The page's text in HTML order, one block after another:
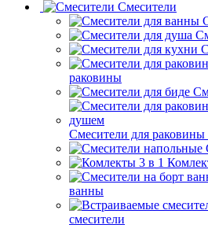
Смесители
раковины
Смесители для раковины
ванны